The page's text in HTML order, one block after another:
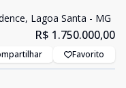
Lagoa Santa - MG
R$ 1.750.000,00
Favorito